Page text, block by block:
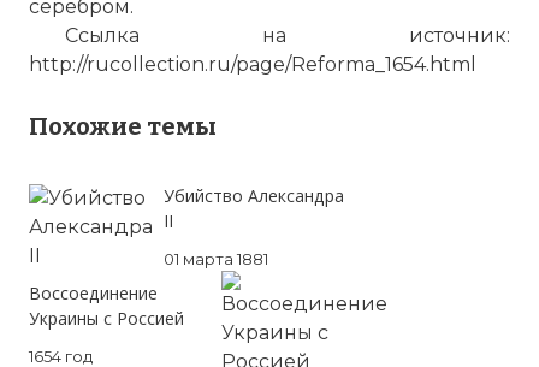
серебром.
Ссылка на источник:
http://rucollection.ru/page/Reforma_1654.html
Похожие темы
Убийство Александра
II
01 марта 1881
Воссоединение
Украины с Россией
1654 год